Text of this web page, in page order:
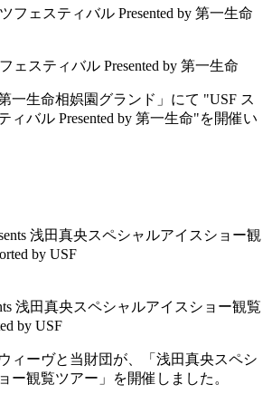
ェスティバル Presented by 第一生命
一生命相娯園グランド」にて "USF ス
ィバル Presented by 第一生命"を開催い
浅田真央スペシャルアイスショー観覧
by USF
ィーヴと当財団が、「浅田真央スペシ
ー観覧ツアー」を開催しました。